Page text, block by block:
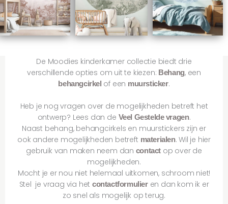
De Moodies kinderkamer collectie biedt drie
verschillende opties om uit te kiezen: Behang, een
behangcirkel of een muursticker.
Heb je nog vragen over de mogelijkheden betreft het
ontwerp? Lees dan de Veel Gestelde vragen.
Naast behang, behangcirkels en muurstickers zijn er
ook andere mogelijkheden betreft materialen. Wil je hier
gebruik van maken neem dan contact op over de
mogelijkheden.
Mocht je er nou niet helemaal uitkomen, schroom niet!
Stel je vraag via hetcontactformulieren dan kom ik er
zo snel als mogelijk op terug.